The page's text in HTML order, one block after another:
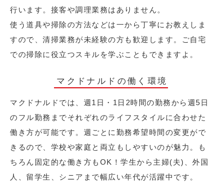
行います。接客や調理業務はありません。
使う道具や掃除の方法などは一から丁寧にお教えしま
すので、清掃業務が未経験の方も歓迎します。ご自宅
での掃除に役立つスキルを学ぶこともできますよ。
マクドナルドの働く環境
マクドナルドでは、週1日・1日2時間の勤務から週5日
のフル勤務までそれぞれのライフスタイルに合わせた
働き方が可能です。週ごとに勤務希望時間の変更がで
きるので、学校や家庭と両立もしやすいのが魅力。も
ちろん固定的な働き方もOK！学生から主婦(夫)、外国
人、留学生、シニアまで幅広い年代が活躍中です。